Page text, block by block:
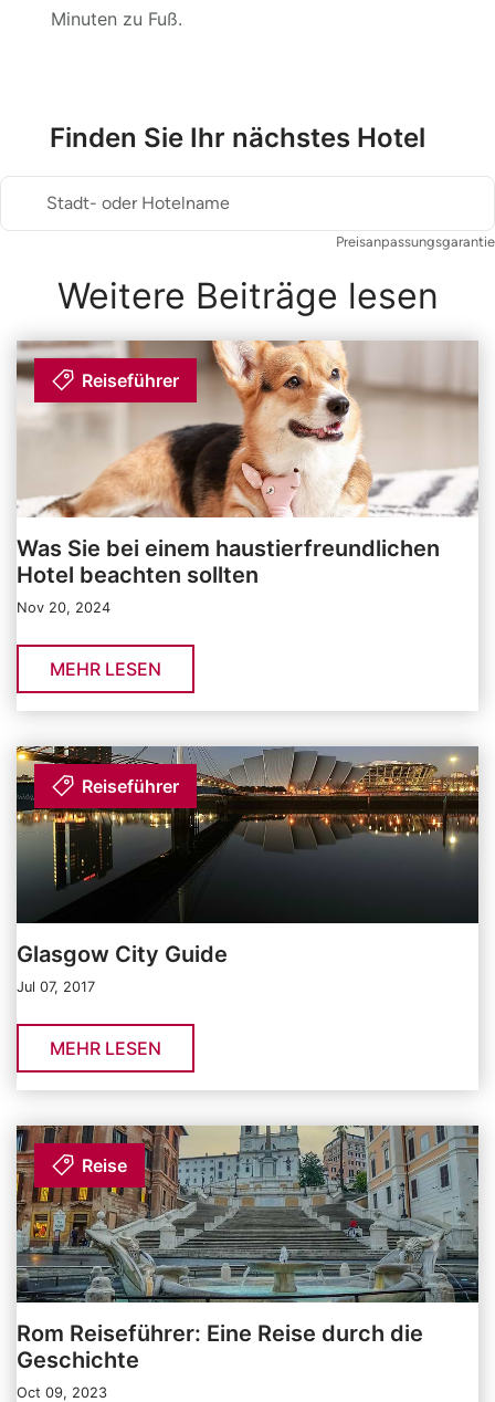
Minuten zu Fuß.
Finden Sie Ihr nächstes Hotel
Stadt- oder Hotelname
Preisanpassungsgarantie
Weitere Beiträge lesen
Reiseführer
Was Sie bei einem haustierfreundlichen
Hotel beachten sollten
Nov 20, 2024
MEHR LESEN
Reiseführer
Glasgow City Guide
Jul 07, 2017
MEHR LESEN
Reise
Rom Reiseführer: Eine Reise durch die
Geschichte
Oct 09, 2023